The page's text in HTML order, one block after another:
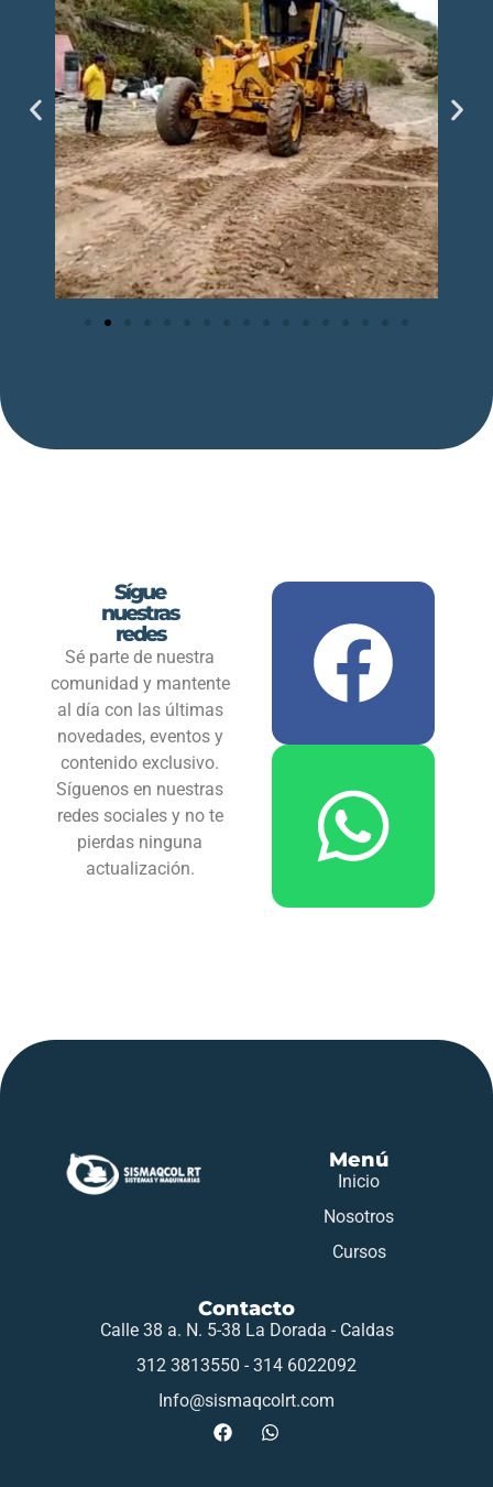
Sígue
nuestras
redes
Sé parte de nuestra
comunidad y mantente
al día con las últimas
novedades, eventos y
contenido exclusivo.
Síguenos en nuestras
redes sociales y no te
pierdas ninguna
actualización.
Menú
Inicio
Nosotros
Cursos
Contacto
Calle 38 a. N. 5-38 La Dorada - Caldas
312 3813550 - 314 6022092
Info@sismaqcolrt.com